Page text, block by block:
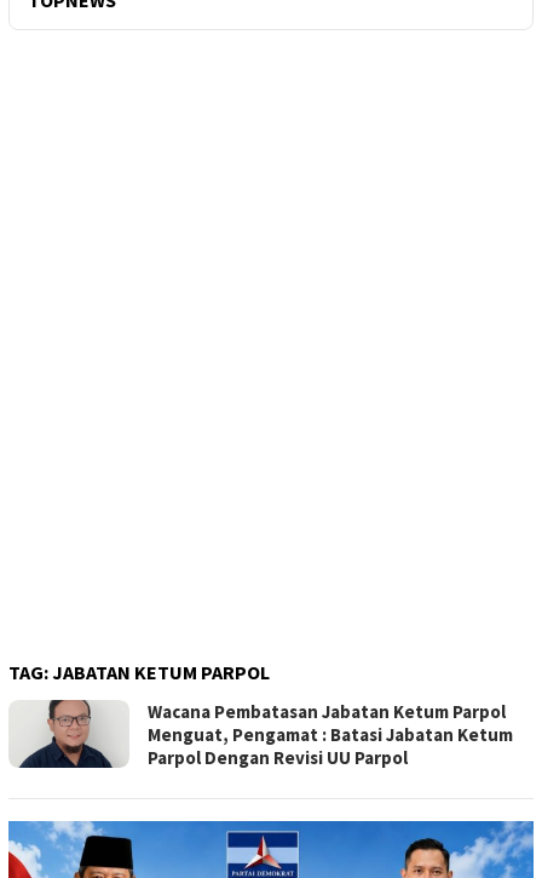
TAG:JABATAN KETUM PARPOL
Wacana Pembatasan Jabatan Ketum Parpol
Menguat, Pengamat : Batasi Jabatan Ketum
Parpol Dengan Revisi UU Parpol